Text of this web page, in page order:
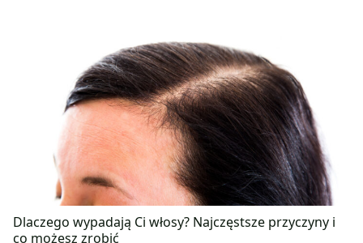
Dlaczego wypadają Ci włosy? Najczęstsze przyczyny i
co możesz zrobić